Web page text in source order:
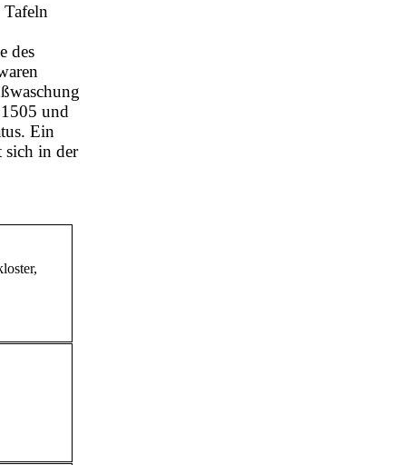
Tafeln
des
und
Ein
sich in der
,